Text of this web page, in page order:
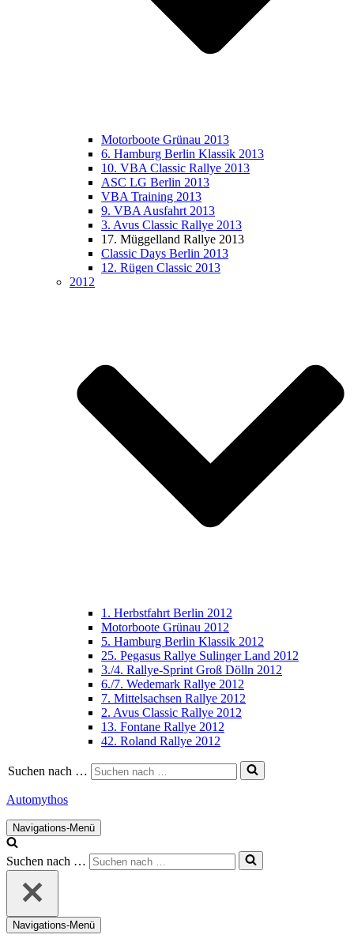
Motorboote Grünau 2013
6. Hamburg Berlin Klassik 2013
10. VBA Classic Rallye 2013
ASC LG Berlin 2013
VBA Training 2013
9. VBA Ausfahrt 2013
3. Avus Classic Rallye 2013
17. Müggelland Rallye 2013
Classic Days Berlin 2013
12. Rügen Classic 2013
2012
1. Herbstfahrt Berlin 2012
Motorboote Grünau 2012
5. Hamburg Berlin Klassik 2012
25. Pegasus Rallye Sulinger Land 2012
3./4. Rallye-Sprint Groß Dölln 2012
6./7. Wedemark Rallye 2012
7. Mittelsachsen Rallye 2012
2. Avus Classic Rallye 2012
13. Fontane Rallye 2012
42. Roland Rallye 2012
Suchen nach …
Automythos
Navigations-Menü
Suchen nach …
Navigations-Menü